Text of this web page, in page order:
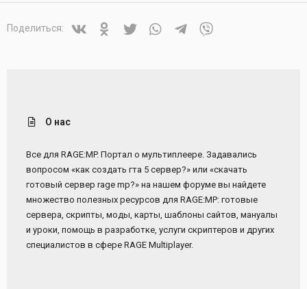
Поделиться: VkontakteOdnoklassniki
Twitter WhatsAppTelegram
О нас
Все для RAGE:MP. Портал о мультиплеере. Задавались
вопросом «как создать гта 5 сервер?» или «скачать
готовый сервер rage mp?» на нашем форуме вы найдете
множество полезных ресурсов для RAGE:MP: готовые
сервера, скрипты, моды, карты, шаблоны сайтов, мануалы
и уроки, помощь в разработке, услуги скриптеров и других
специалистов в сфере RAGE Multiplayer.